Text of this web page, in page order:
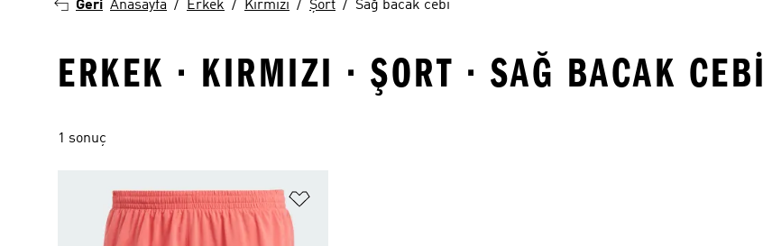
Geri Anasayfa Erkek Kırmızı Şort Sağ bacak cebi
ERKEK · KIRMIZI · ŞORT · SAĞ BACAK CEBI
1 sonuç